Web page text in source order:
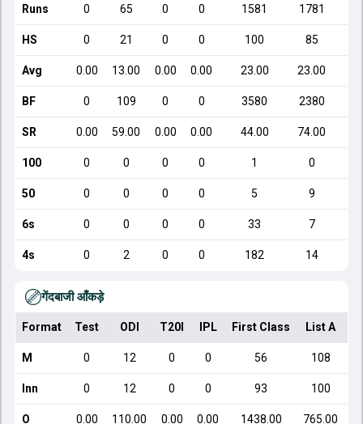
Runs 0 65 0 0 1581 1781
HS 0 21 0 0 100 85
Avg 0.00 13.00 0.00 0.00 23.00 23.00
BF 0 109 0 0 3580 2380
SR 0.00 59.00 0.00 0.00 44.00 74.00
100 0 0 0 0 1 0
50 0 0 0 0 5 9
6s 0 0 0 0 33 7
4s 0 2 0 0 182 14
गेंदबाजी आँकड़े
Format Test ODI T20I IPL First Class List A
M 0 12 0 0 56 108
Inn 0 12 0 0 93 100
O 0.00 110.00 0.00 0.00 1438.00 765.00